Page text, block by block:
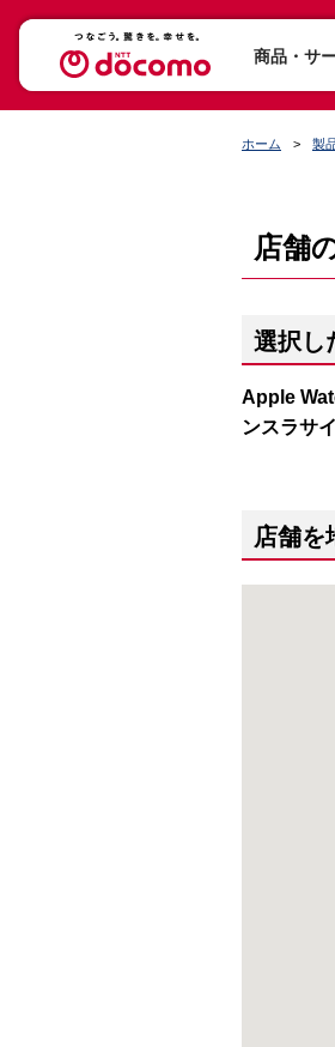
商品・サ
ホーム 製
店舗
選択し
Apple
ンスラサ
店舗を